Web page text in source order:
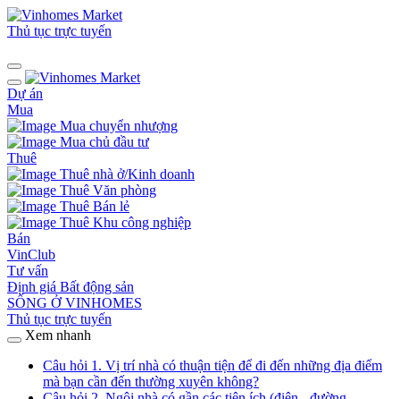
Thủ tục trực tuyến
Dự án
Mua
Mua chuyển nhượng
Mua chủ đầu tư
Thuê
Thuê nhà ở/Kinh doanh
Thuê Văn phòng
Thuê Bán lẻ
Thuê Khu công nghiệp
Bán
VinClub
Tư vấn
Định giá Bất động sản
SỐNG Ở VINHOMES
Thủ tục trực tuyến
Xem nhanh
Câu hỏi 1. Vị trí nhà có thuận tiện để đi đến những địa điểm
mà bạn cần đến thường xuyên không?